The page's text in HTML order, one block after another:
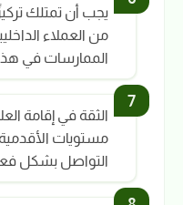
يجب أن تمتلك
من العملاء
الممارسات في
الثقة في إقامة
مستويات
التواصل بشكل